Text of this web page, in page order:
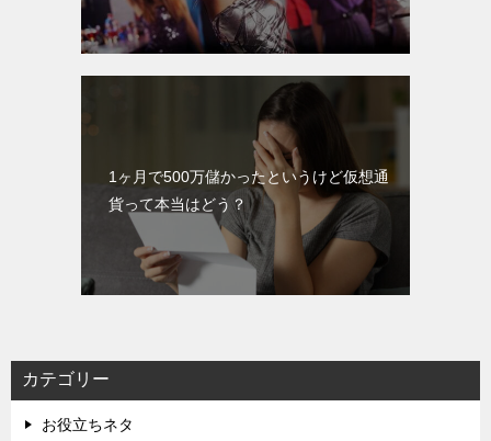
1ヶ月で500万儲かったというけど仮想通
貨って本当はどう？
カテゴリー
お役立ちネタ